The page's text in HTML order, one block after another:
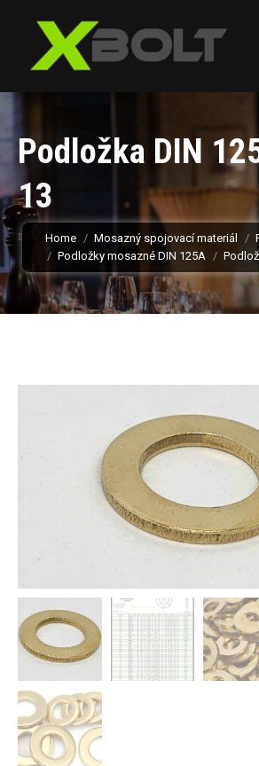
Podložka DIN
13
You are here:
Home Mosazný spojovací materiál
Podložky mosazné DIN 125A